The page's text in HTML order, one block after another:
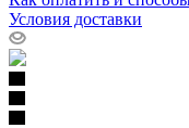
Условия доставки